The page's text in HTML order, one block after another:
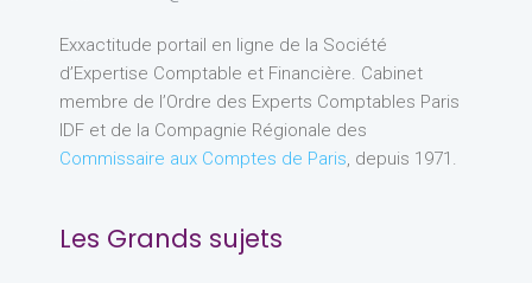
Exxactitude portail en ligne de la Société
d’Expertise Comptable et Financière. Cabinet
membre de l’Ordre des Experts Comptables Paris
IDF et de la Compagnie Régionale des
Commissaire aux Comptes de Paris, depuis 1971.
Les Grands sujets